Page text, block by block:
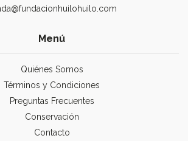
Menú
Quiénes Somos
Términos y Condiciones
Preguntas Frecuentes
Conservación
Contacto